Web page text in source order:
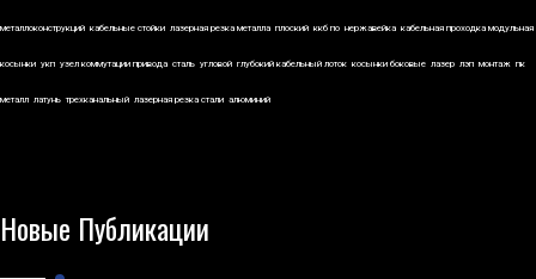
металлоконструкций кабельные стойки лазерная резка металла плоский ккб по нержавейка кабельная проходка модульная
косынки укп узел коммутации привода сталь угловой глубокий кабельный лоток косынки боковые лазер лэп монтаж пк
металл латунь трехканальный лазерная резка стали алюминий
Новые Публикации